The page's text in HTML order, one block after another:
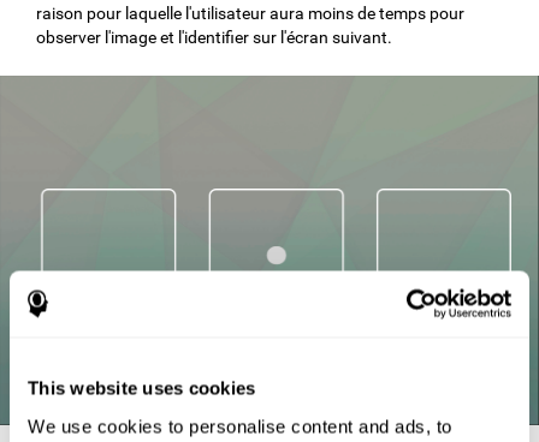
This website uses cookies
We use cookies to personalise content and ads, to
raison pour laquelle l'utilisateur aura moins de temps pour
observer l'image et l'identifier sur l'écran suivant.